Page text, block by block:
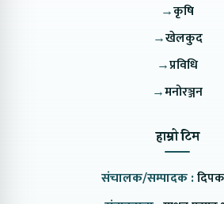
→कृषि
→खेलकुद
→प्रविधि
→मनोरञ्जन
हाम्रो टिम
संचालक/सम्पादक :